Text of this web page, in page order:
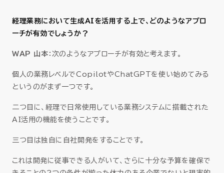
経理業務において生成AIを活用する上で、どのようなアプロ
ーチが有効でしょうか？
WAP 山本 ：次のようなアプローチが有効と考えます。
個人の業務レベルでCopilotやChatGPTを使い始めてみる
というのがまず一つです。
二つ目に、経理で日常使用している業務システムに搭載された
AI活用の機能を使うことです。
三つ目は独自に自社開発をすることです。
これは開発に従事できる人がいて、さらに十分な予算を確保で